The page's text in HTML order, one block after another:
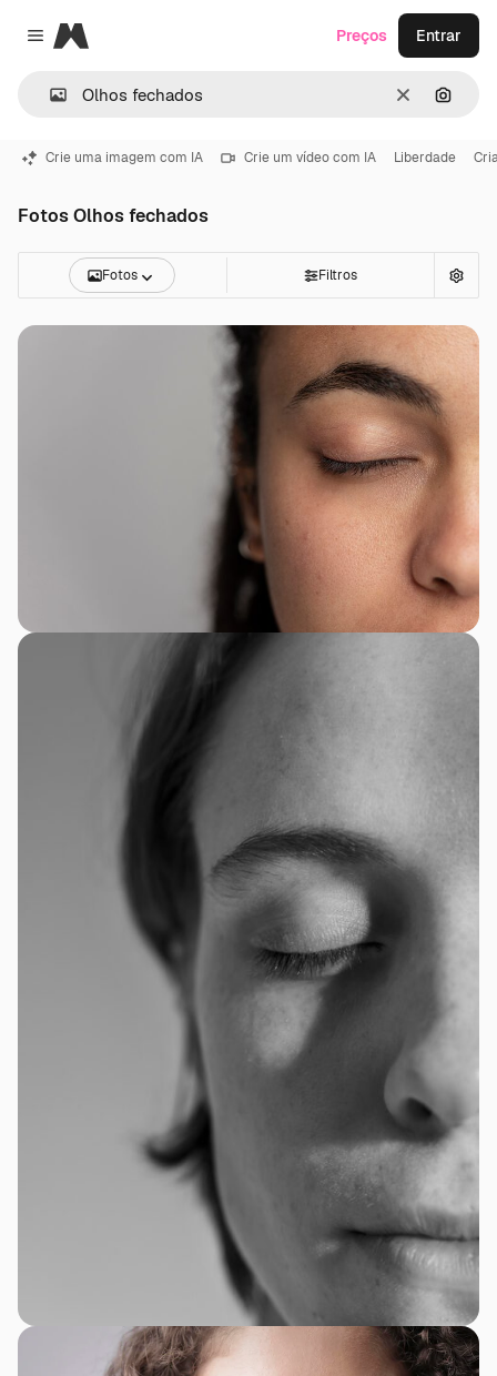
Close menu
Magnific
Limpar
Preços Entrar
Crie uma imagem com IA Crie um vídeo com IA Liberdade
Fotos Olhos fechados
Fotos Filtros